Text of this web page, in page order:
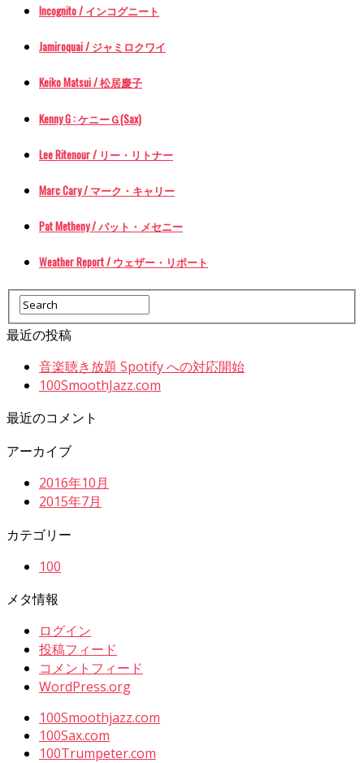
Incognito / インコグニート
Jamiroquai / ジャミロクワイ
Keiko Matsui / 松居慶子
Kenny G : ケニーＧ(Sax)
Lee Ritenour / リー・リトナー
Marc Cary / マーク・キャリー
Pat Metheny / パット・メセニー
Weather Report / ウェザー・リポート
最近の投稿
音楽聴き放題 Spotify への対応開始
100SmoothJazz.com
最近のコメント
アーカイブ
2016年10月
2015年7月
カテゴリー
100
メタ情報
ログイン
投稿フィード
コメントフィード
WordPress.org
100Smoothjazz.com
100Sax.com
100Trumpeter.com